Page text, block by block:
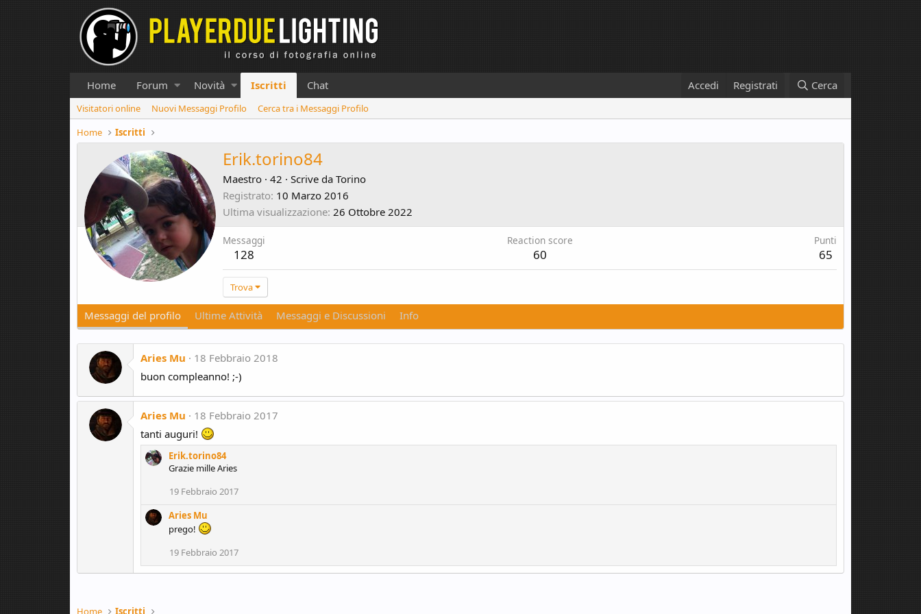
Home Forum Novità Iscritti Chat Accedi Registrati Cerca
Visitatori online Nuovi Messaggi Profilo
Cerca tra i Messaggi Profilo
Home
Iscritti
Erik.torino84
Maestro · 42 · Scrive da Torino
Registrato 10 Marzo 2016
Ultima visualizzazione 26 Ottobre 2022
Messaggi
128
Reaction score
60
Punti
65
Trova
Messaggi del profilo Ultime Attività Messaggi e Discussioni Info
Aries Mu
18 Febbraio 2018
buon compleanno! ;-)
Aries Mu
18 Febbraio 2017
tanti auguri!
Erik.torino84
Grazie mille Aries
19 Febbraio 2017
Aries Mu
prego!
19 Febbraio 2017
Home Iscritti